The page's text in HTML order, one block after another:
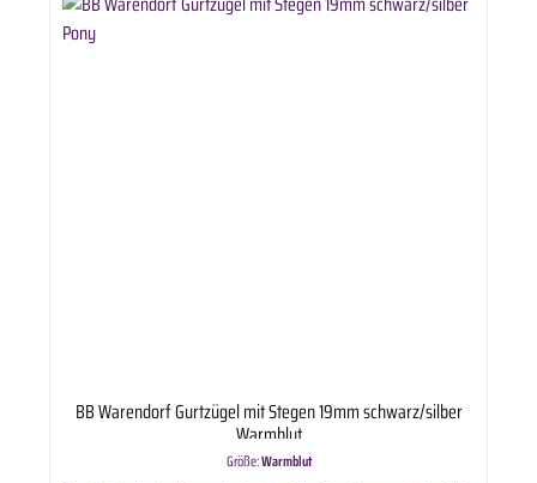
BB Warendorf Gurtzügel mit Stegen 19mm schwarz/silber
Warmblut
Größe:Warmblut